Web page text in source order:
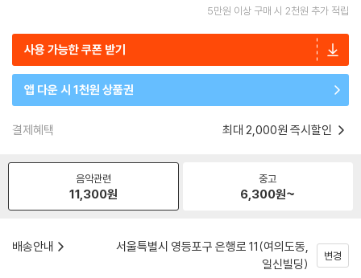
5만원 이상 구매 시 2천원 추가 적립
사용 가능한 쿠폰 받기
앱 다운 시 1천원 상품권
결제혜택 최대 2,000원 즉시할인
음악관련
11,300원
중고
6,300원~
배송안내
서울특별시 영등포구 은행로 11(여의도동,
일신빌딩)
변경